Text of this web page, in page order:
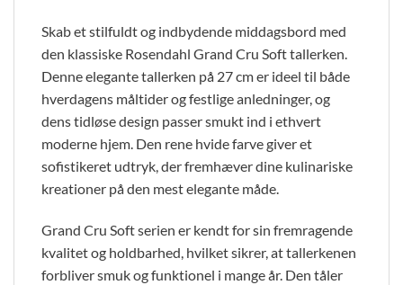
Skab et stilfuldt og indbydende middagsbord med
den klassiske Rosendahl Grand Cru Soft tallerken.
Denne elegante tallerken på 27 cm er ideel til både
hverdagens måltider og festlige anledninger, og
dens tidløse design passer smukt ind i ethvert
moderne hjem. Den rene hvide farve giver et
sofistikeret udtryk, der fremhæver dine kulinariske
kreationer på den mest elegante måde.
Grand Cru Soft serien er kendt for sin fremragende
kvalitet og holdbarhed, hvilket sikrer, at tallerkenen
forbliver smuk og funktionel i mange år. Den tåler